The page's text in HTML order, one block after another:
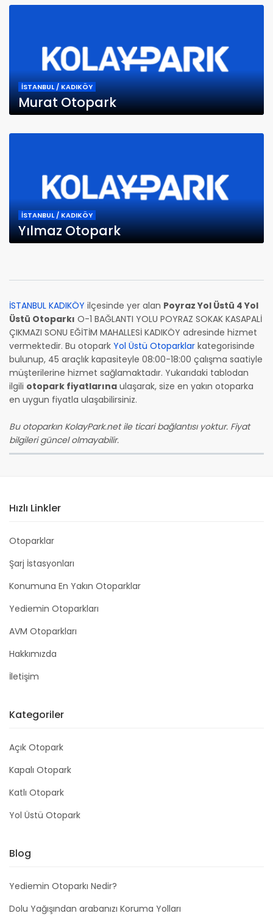
İSTANBUL / KADIKÖY
Murat Otopark
İSTANBUL / KADIKÖY
Yılmaz Otopark
İSTANBUL KADIKÖY ilçesinde yer alan Poyraz Yol Üstü 4 Yol
Üstü Otoparkı O-1 BAĞLANTI YOLU POYRAZ SOKAK KASAPALİ
ÇIKMAZI SONU EĞİTİM MAHALLESİ KADIKÖY adresinde hizmet
vermektedir. Bu otopark Yol Üstü Otoparklar kategorisinde
bulunup, 45 araçlık kapasiteyle 08:00-18:00 çalışma saatiyle
müşterilerine hizmet sağlamaktadır. Yukarıdaki tablodan
ilgili otopark fiyatlarına ulaşarak, size en yakın otoparka
en uygun fiyatla ulaşabilirsiniz.
Bu otoparkın KolayPark.net ile ticari bağlantısı yoktur. Fiyat
bilgileri güncel olmayabilir.
Hızlı Linkler
Otoparklar
Şarj İstasyonları
Konumuna En Yakın Otoparklar
Yediemin Otoparkları
AVM Otoparkları
Hakkımızda
İletişim
Kategoriler
Açık Otopark
Kapalı Otopark
Katlı Otopark
Yol Üstü Otopark
Blog
Yediemin Otoparkı Nedir?
Dolu Yağışından arabanızı Koruma Yolları